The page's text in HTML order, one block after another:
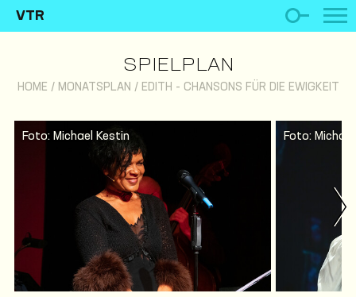
VTR
SPIELPLAN
HOME / MONATSPLAN / EDITH - CHANSONS FÜR DIE EWIGKEIT
Foto: Michael Kestin Foto: